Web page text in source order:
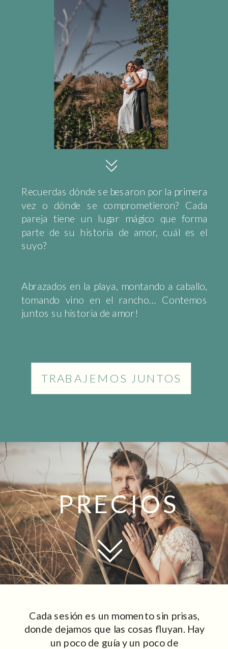
Recuerdas dónde se besaron por la primera
vez o dónde se comprometieron? Cada
pareja tiene un lugar mágico que forma
parte de su historia de amor, cuál es el
suyo?
Abrazados en la playa, montando a caballo,
tomando vino en el rancho… Contemos
juntos su historia de amor!
TRABAJEMOS JUNTOS
PRECIOS
Cada sesión es un momento sin prisas,
donde dejamos que las cosas fluyan. Hay
un poco de guía y un poco de